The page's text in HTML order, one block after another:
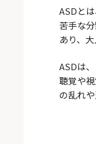
ASDと
苦手な
あり、
ASDは
聴覚や
の乱れ